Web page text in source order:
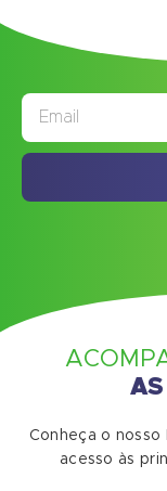
Conheça o
acesso às